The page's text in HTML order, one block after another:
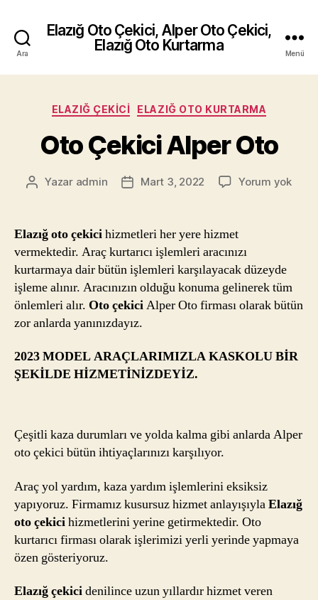
Ara
Elazığ Oto Çekici, Alper Oto Çekici,
Elazığ Oto Kurtarma
Menü
Kategoriler
ELAZIĞ ÇEKICI ELAZIĞ OTO KURTARMA
Oto Çekici Alper Oto
Yazının
Yazar admin
YazıMart 3, 2022 Yorum yokOto
Elazığ oto çekicihizmetleri her yere hizmet
vermektedir. Araç kurtarıcı işlemleri aracınızı
kurtarmaya dair bütün işlemleri karşılayacak düzeyde
işleme alınır. Aracınızın olduğu konuma gelinerek tüm
önlemleri alır. Oto çekiciAlper Oto firması olarak bütün
zor anlarda yanınızdayız.
2023 MODEL ARAÇLARIMIZLA KASKOLU BİR
ŞEKİLDE HİZMETİNİZDEYİZ.
Çeşitli kaza durumları ve yolda kalma gibi anlarda Alper
oto çekici bütün ihtiyaçlarınızı karşılıyor.
Araç yol yardım, kaza yardım işlemlerini eksiksiz
yapıyoruz. Firmamız kusursuz hizmet anlayışıylaElazığ
oto çekicihizmetlerini yerine getirmektedir. Oto
kurtarıcı firması olarak işlerimizi yerli yerinde yapmaya
özen gösteriyoruz.
Elazığ çekicidenilince uzun yıllardır hizmet veren